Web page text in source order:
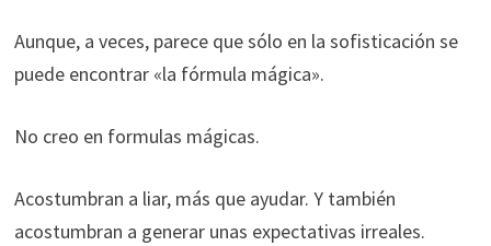
Aunque, a veces, parece que sólo en la sofisticación se
puede encontrar «la fórmula mágica».
No creo en formulas mágicas.
Acostumbran a liar, más que ayudar. Y también
acostumbran a generar unas expectativas irreales.